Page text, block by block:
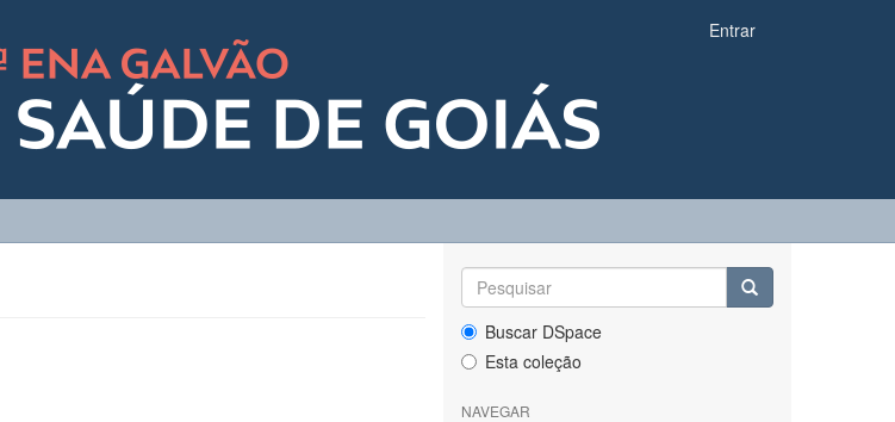
Entrar
Buscar DSpace
Esta coleção
NAVEGAR